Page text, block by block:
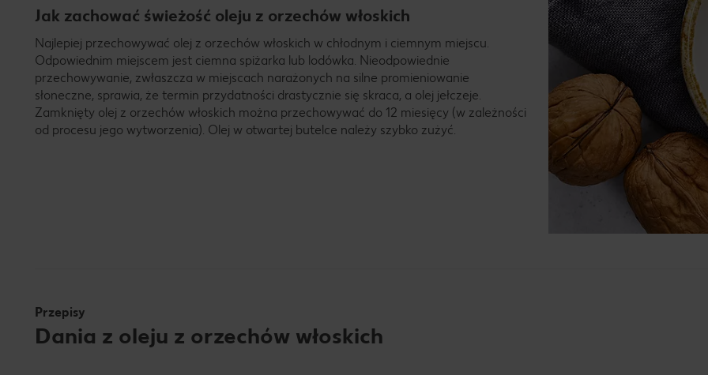
Jak zachować świeżość oleju z orzechów włoskich
Najlepiej przechowywać olej z orzechów włoskich w chłodnym i ciemnym miejscu.
Odpowiednim miejscem jest ciemna spiżarka lub lodówka. Nieodpowiednie
przechowywanie, zwłaszcza w miejscach narażonych na silne promieniowanie
słoneczne, sprawia, że termin przydatności drastycznie się skraca, a olej jełczeje.
Zamknięty olej z orzechów włoskich można przechowywać do 12 miesięcy (w zależności
od procesu jego wytworzenia). Olej w otwartej butelce należy szybko zużyć.
Przepisy
Dania z oleju z orzechów włoskich